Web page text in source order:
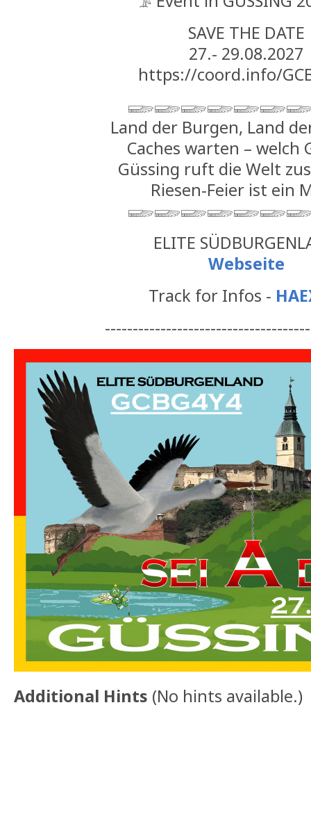
SAVE THE DATE
27.- 29.08.2027
https://coord.info/
Land der Burgen, Land
Caches warten – welch
Güssing ruft die Welt
Riesen-Feier ist ein
ELITE
Webseite
Track for Infos -
Additional Hints (No hints available.)